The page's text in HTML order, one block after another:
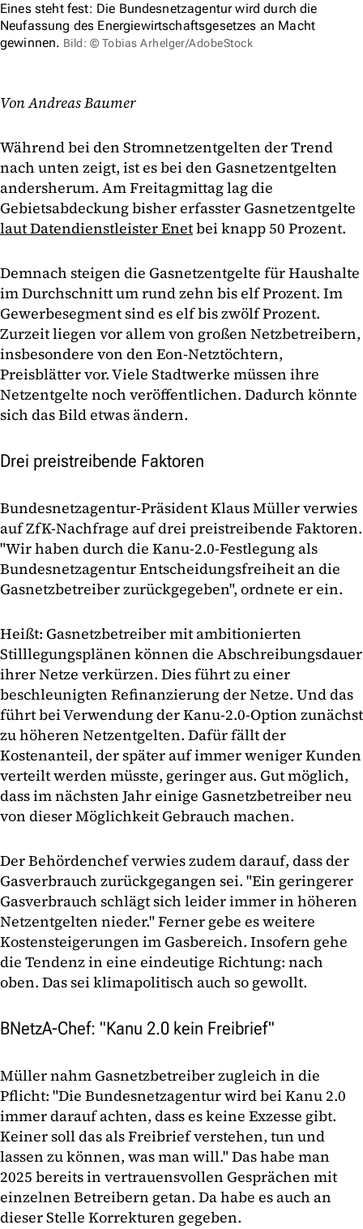
Eines steht fest: Die Bundesnetzagentur wird durch die
Neufassung des Energiewirtschaftsgesetzes an Macht
gewinnen. Bild: © Tobias Arhelger/AdobeStock
Von Andreas Baumer
Während bei den Stromnetzentgelten der Trend
nach unten zeigt, ist es bei den Gasnetzentgelten
andersherum. Am Freitagmittag lag die
Gebietsabdeckung bisher erfasster Gasnetzentgelte
laut Datendienstleister Enetbei knapp 50 Prozent.
Demnach steigen die Gasnetzentgelte für Haushalte
im Durchschnitt um rund zehn bis elf Prozent. Im
Gewerbesegment sind es elf bis zwölf Prozent.
Zurzeit liegen vor allem von großen Netzbetreibern,
insbesondere von den Eon-Netztöchtern,
Preisblätter vor. Viele Stadtwerke müssen ihre
Netzentgelte noch veröffentlichen. Dadurch könnte
sich das Bild etwas ändern.
Drei preistreibende Faktoren
Bundesnetzagentur-Präsident Klaus Müller verwies
auf ZfK-Nachfrage auf drei preistreibende Faktoren.
"Wir haben durch die Kanu-2.0-Festlegung als
Bundesnetzagentur Entscheidungsfreiheit an die
Gasnetzbetreiber zurückgegeben", ordnete er ein.
Heißt: Gasnetzbetreiber mit ambitionierten
Stilllegungsplänen können die Abschreibungsdauer
ihrer Netze verkürzen. Dies führt zu einer
beschleunigten Refinanzierung der Netze. Und das
führt bei Verwendung der Kanu-2.0-Option zunächst
zu höheren Netzentgelten. Dafür fällt der
Kostenanteil, der später auf immer weniger Kunden
verteilt werden müsste, geringer aus. Gut möglich,
dass im nächsten Jahr einige Gasnetzbetreiber neu
von dieser Möglichkeit Gebrauch machen.
Der Behördenchef verwies zudem darauf, dass der
Gasverbrauch zurückgegangen sei. "Ein geringerer
Gasverbrauch schlägt sich leider immer in höheren
Netzentgelten nieder." Ferner gebe es weitere
Kostensteigerungen im Gasbereich. Insofern gehe
die Tendenz in eine eindeutige Richtung: nach
oben. Das sei klimapolitisch auch so gewollt.
BNetzA-Chef: "Kanu 2.0 kein Freibrief"
Müller nahm Gasnetzbetreiber zugleich in die
Pflicht: "Die Bundesnetzagentur wird bei Kanu 2.0
immer darauf achten, dass es keine Exzesse gibt.
Keiner soll das als Freibrief verstehen, tun und
lassen zu können, was man will." Das habe man
2025 bereits in vertrauensvollen Gesprächen mit
einzelnen Betreibern getan. Da habe es auch an
dieser Stelle Korrekturen gegeben.